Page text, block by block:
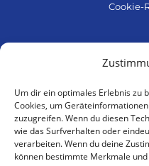
Um dir ein optimales Erlebnis zu
Cookies, um
zuzugreifen. Wenn du diesen
wie das Surfverhalten oder
verarbeiten. Wenn du deine
können bestimmte Merkmale
Cookie-